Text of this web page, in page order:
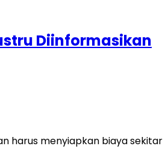
Diinformasikan
harus menyiapkan biaya sekitar